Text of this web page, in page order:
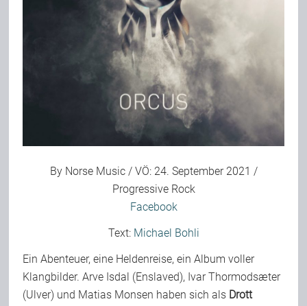
Team
By Norse Music / VÖ: 24. September 2021 /
Progressive Rock
Facebook
Text: Michael Bohli
Ein Abenteuer, eine Heldenreise, ein Album voller
Klangbilder. Arve Isdal (Enslaved), Ivar Thormodsæter
(Ulver) und Matias Monsen haben sich als Drott